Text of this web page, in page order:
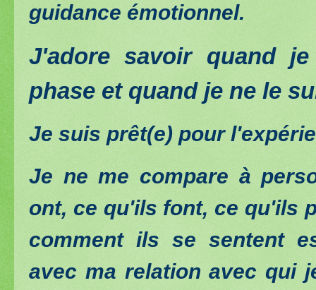
guidance émotionnel.
J'adore savoir quand
phase et quand je ne le
Je suis prêt(e) pour
Je ne me compare à
ont, ce qu'ils font, ce qu'ils
comment ils se sentent
avec ma relation avec qui